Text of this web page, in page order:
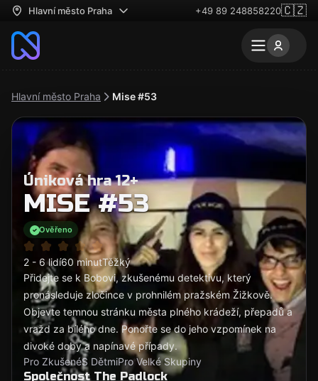
Hlavní město Praha +49 89 248858220🇨🇿
Hlavní město Praha Mise #‎53
Úniková hra 12+
MISE #‎53
Ověřeno
2 - 6 lidí60 minutTěžký
Přidejte se k Bobovi, zkušenému detektivu, který
pronásleduje zločince v prohnilém pražském Žižkově.
Objevte temnou stránku města plného krádeží, přepadů a
vražd za bílého dne. Ponořte se do jeho vzpomínek na
divoké doby a napínavé případy.
Pro ZkušenéS DětmiPro Velké Skupiny
Společnost The Padlock